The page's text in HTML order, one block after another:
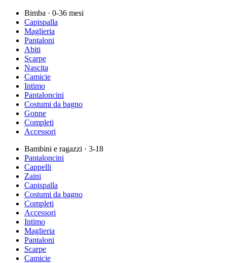
Bimba · 0-36 mesi
Capispalla
Maglieria
Pantaloni
Abiti
Scarpe
Nascita
Camicie
Intimo
Pantaloncini
Costumi da bagno
Gonne
Completi
Accessori
Bambini e ragazzi · 3-18
Pantaloncini
Cappelli
Zaini
Capispalla
Costumi da bagno
Completi
Accessori
Intimo
Maglieria
Pantaloni
Scarpe
Camicie